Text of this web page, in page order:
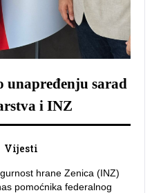
sarad
i INZ
Vijesti
hrane Zenica (INZ)
pomoćnika federalnog